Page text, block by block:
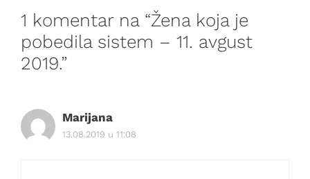
1 komentar na “Žena koja je
pobedila sistem – 11. avgust
2019.”
Marijana
13.08.2019 u 11:08